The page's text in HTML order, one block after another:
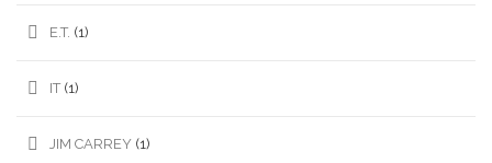
E.T. (1)
IT (1)
JIM CARREY (1)